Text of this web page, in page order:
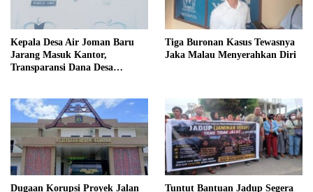
Kepala Desa Air Joman Baru
Jarang Masuk Kantor,
Transparansi Dana Desa
Tiga Buronan Kasus Tewasnya
Jaka Malau Menyerahkan Diri
Dugaan Korupsi Proyek Jalan
Tuntut Bantuan Jadup Segera